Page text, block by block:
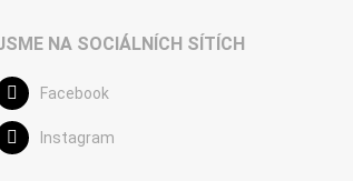
NA SOCIÁLNÍCH SÍTÍCH
Facebook
Instagram